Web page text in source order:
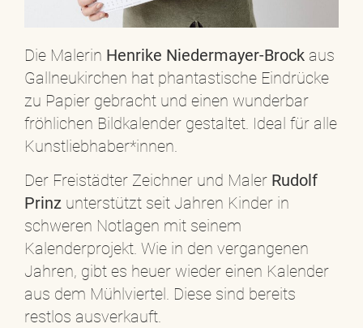
Die Malerin Henrike Niedermayer-Brock aus
Gallneukirchen hat phantastische Eindrücke
zu Papier gebracht und einen wunderbar
fröhlichen Bildkalender gestaltet. Ideal für alle
Kunstliebhaber*innen.
Der Freistädter Zeichner und Maler Rudolf
Prinz unterstützt seit Jahren Kinder in
schweren Notlagen mit seinem
Kalenderprojekt. Wie in den vergangenen
Jahren, gibt es heuer wieder einen Kalender
aus dem Mühlviertel. Diese sind bereits
restlos ausverkauft.